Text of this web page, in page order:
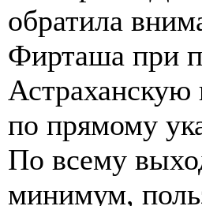
обратила
Фирташа при
по прямому
По всему
минимум,